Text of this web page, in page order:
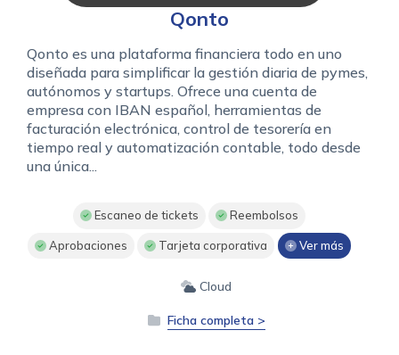
Qonto
Qonto es una plataforma financiera todo en uno
diseñada para simplificar la gestión diaria de pymes,
autónomos y startups. Ofrece una cuenta de
empresa con IBAN español, herramientas de
facturación electrónica, control de tesorería en
tiempo real y automatización contable, todo desde
una única...
Escaneo de tickets Reembolsos
Aprobaciones Tarjeta corporativa Ver más
Cloud
Ficha completa >